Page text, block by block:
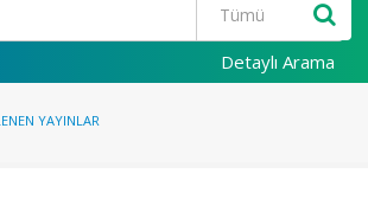
Detaylı Arama
YAYINLAR